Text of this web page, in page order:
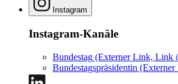
Instagram
Instagram-Kanäle
Bundestag (Externer Link, Link
Bundestagspräsidentin (Externer